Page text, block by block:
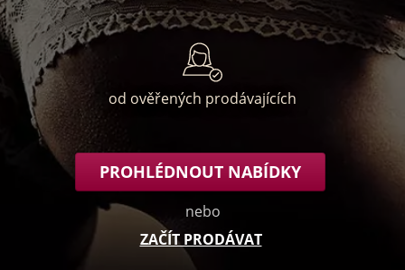
od ověřených prodávajících
PROHLÉDNOUT NABÍDKY
nebo
ZAČÍT PRODÁVAT